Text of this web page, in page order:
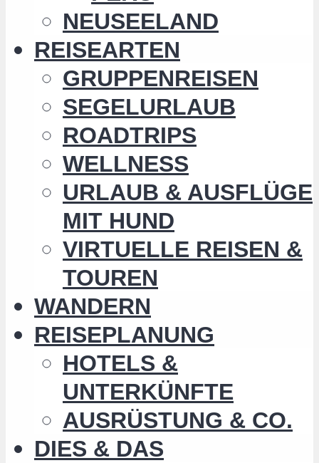
NEUSEELAND
REISEARTEN
GRUPPENREISEN
SEGELURLAUB
ROADTRIPS
WELLNESS
URLAUB & AUSFLÜGE
MIT HUND
VIRTUELLE REISEN &
TOUREN
WANDERN
REISEPLANUNG
HOTELS &
UNTERKÜNFTE
AUSRÜSTUNG & CO.
DIES & DAS